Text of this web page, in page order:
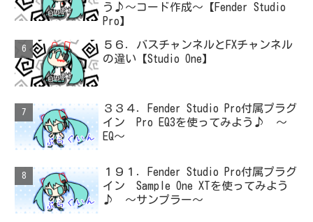
う♪～コード作成～【Fender Studio
Pro】
５６．バスチャンネルとFXチャンネル
の違い【Studio One】
３３４．Fender Studio Pro付属プラグ
イン Pro EQ3を使ってみよう♪ ～
EQ～
１９１．Fender Studio Pro付属プラグ
イン Sample One XTを使ってみよう
♪ ～サンプラー～